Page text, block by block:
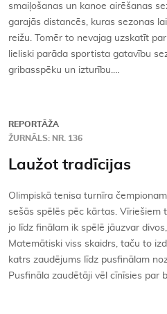
smaiļošanas un kanoe airēšanas
garajās distancēs, kuras sezonas
reižu. Tomēr to nevajag uzskatīt
lieliski parāda sportista gatavību
gribasspēku un izturību.…
REPORTĀŽA
ŽURNĀLS: NR. 136
Laužot tradīcijas
Olimpiskā tenisa turnīra
sešās spēlēs pēc kārtas. Vīriešiem
jo līdz finālam ik spēlē jāuzvar
Matemātiski viss skaidrs, taču to
katrs zaudējums līdz pusfinālam
Pusfināla zaudētāji vēl cīnīsies par